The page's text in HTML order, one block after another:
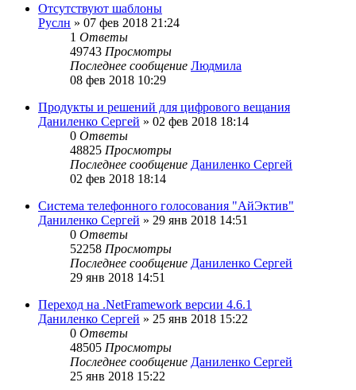
Отсутствуют шаблоны
Руслн » 07 фев 2018 21:24
1 Ответы
49743 Просмотры
Последнее сообщение Людмила
08 фев 2018 10:29
Продукты и решений для цифрового вещания
Даниленко Сергей » 02 фев 2018 18:14
0 Ответы
48825 Просмотры
Последнее сообщение Даниленко Сергей
02 фев 2018 18:14
Система телефонного голосования "АйЭктив"
Даниленко Сергей » 29 янв 2018 14:51
0 Ответы
52258 Просмотры
Последнее сообщение Даниленко Сергей
29 янв 2018 14:51
Переход на .NetFramework версии 4.6.1
Даниленко Сергей » 25 янв 2018 15:22
0 Ответы
48505 Просмотры
Последнее сообщение Даниленко Сергей
25 янв 2018 15:22